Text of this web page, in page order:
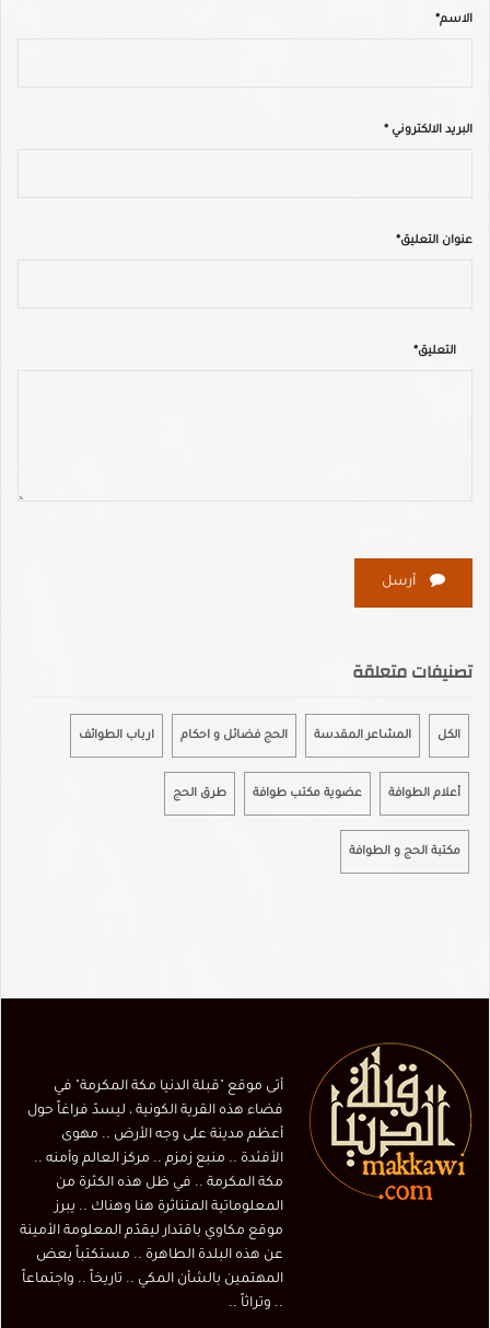
الاسم*
البريد الالكتروني *
عنوان التعليق*
التعليق*
أرسل
تصنيفات متعلقة
الكل المشاعر المقدسة الحج فضائل و احكام ارباب الطوائف
أعلام الطوافة عضوية مكتب طوافة طرق الحج
مكتبة الحج و الطوافة
أتى موقع "قبلة الدنيا مكة المكرمة" في
فضاء هذه القرية الكونية ، ليسدّ فراغاً حول
أعظم مدينة على وجه الأرض .. مهوى
الأفئدة .. منبع زمزم .. مركز العالم وأمنه ..
مكة المكرمة .. في ظل هذه الكثرة من
المعلوماتية المتناثرة هنا وهناك .. يبرز
موقع مكاوي باقتدار ليقدّم المعلومة الأمينة
عن هذه البلدة الطاهرة .. مستكتباً بعض
المهتمين بالشأن المكي .. تاريخاً .. واجتماعاً
.. وتراثاً ..